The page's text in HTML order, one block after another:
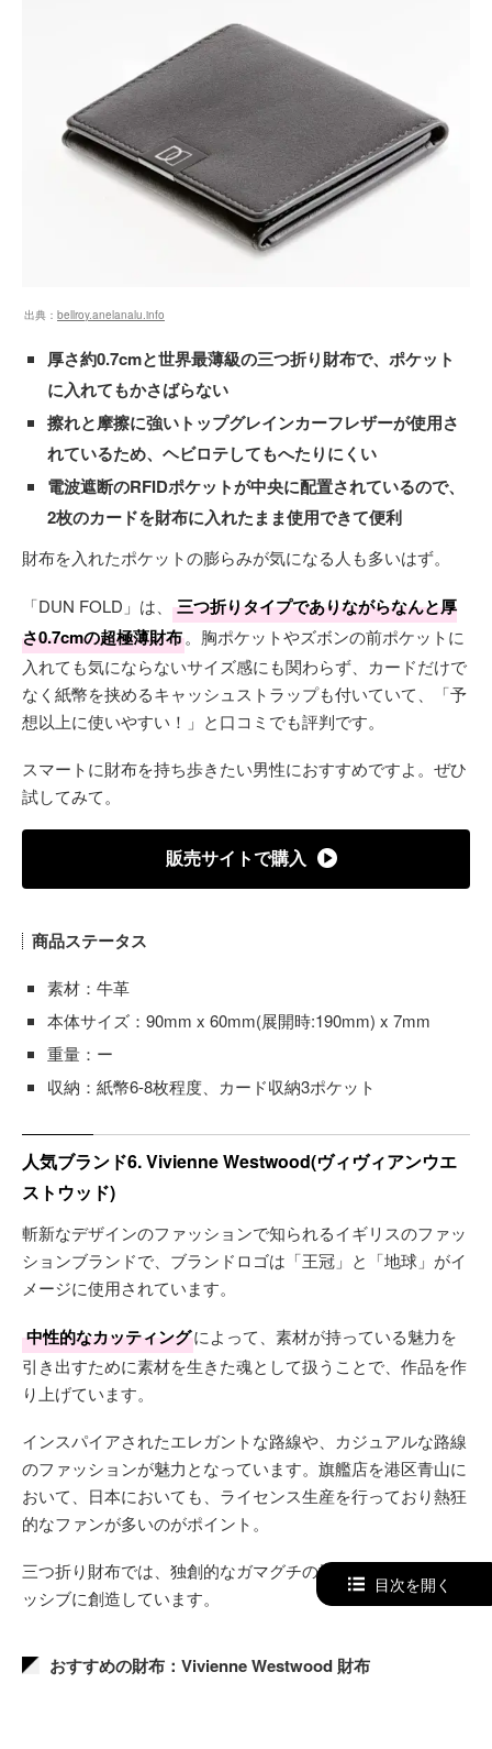
出典： bellroy.anelanalu.info
厚さ約0.7cmと世界最薄級の三つ折り財布で、ポケット
に入れてもかさばらない
擦れと摩擦に強いトップグレインカーフレザーが使用さ
れているため、ヘビロテしてもへたりにくい
電波遮断のRFIDポケットが中央に配置されているので、
2枚のカードを財布に入れたまま使用できて便利
財布を入れたポケットの膨らみが気になる人も多いはず。
「DUN FOLD」は、
三つ折りタイプでありながらなんと厚
さ0.7cmの超極薄財布。胸ポケットやズボンの前ポケットに
入れても気にならないサイズ感にも関わらず、カードだけで
なく紙幣を挟めるキャッシュストラップも付いていて、「予
想以上に使いやすい！」と口コミでも評判です。
スマートに財布を持ち歩きたい男性におすすめですよ。ぜひ
試してみて。
販売サイトで購入
商品ステータス
素材：牛革
本体サイズ：90mm x 60mm(展開時:190mm) x 7mm
重量：ー
収納：紙幣6-8枚程度、カード収納3ポケット
人気ブランド6. Vivienne Westwood(ヴィヴィアンウエ
ストウッド)
斬新なデザインのファッションで知られるイギリスのファッ
ションブランドで、ブランドロゴは「王冠」と「地球」がイ
メージに使用されています。
中性的なカッティングによって、素材が持っている魅力を
引き出すために素材を生きた魂として扱うことで、作品を作
り上げています。
インスパイアされたエレガントな路線や、カジュアルな路線
のファッションが魅力となっています。旗艦店を港区青山に
おいて、日本においても、ライセンス生産を行っており熱狂
的なファンが多いのがポイント。
三つ折り財布では、独創的なガマグチの採用などからアグレ
ッシブに創造しています。
おすすめの財布：Vivienne Westwood 財布
目次を開く